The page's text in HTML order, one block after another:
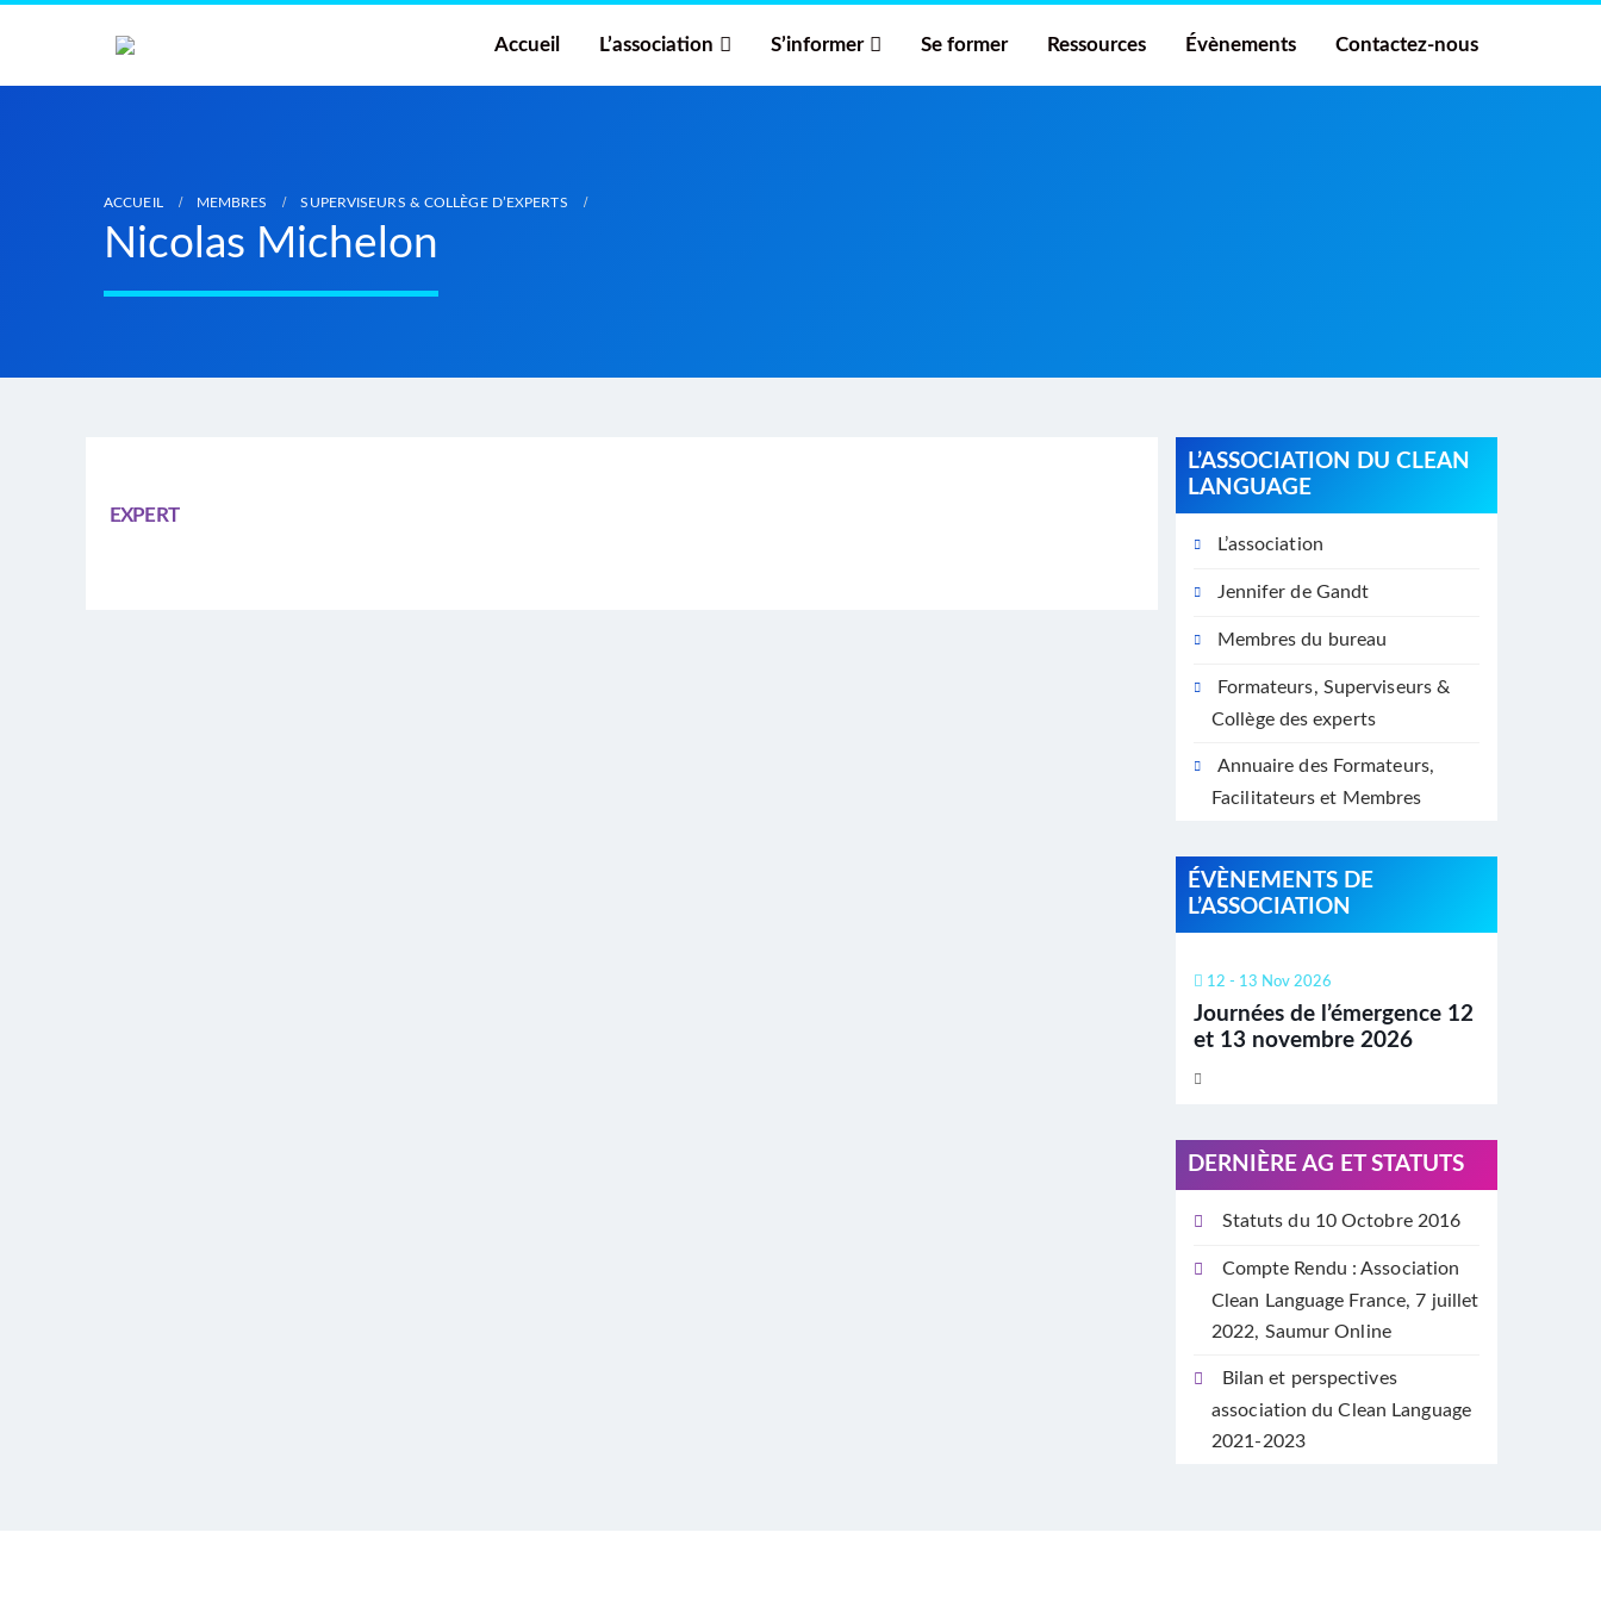
Accueil L’association S’informer Se former Ressources Évènements Contactez-nous
ACCUEIL MEMBRES SUPERVISEURS & COLLÈGE D’EXPERTS
Nicolas Michelon
EXPERT
L’ASSOCIATION DU CLEAN
LANGUAGE
L’association
Jennifer de Gandt
Membres du bureau
Formateurs, Superviseurs &
Collège des experts
Annuaire des Formateurs,
Facilitateurs et Membres
ÉVÈNEMENTS DE
L’ASSOCIATION
12 - 13 Nov 2026
Journées de l’émergence 12
et 13 novembre 2026
DERNIÈRE AG ET STATUTS
Statuts du 10 Octobre 2016
Compte Rendu : Association
Clean Language France, 7 juillet
2022, Saumur Online
Bilan et perspectives
association du Clean Language
2021-2023